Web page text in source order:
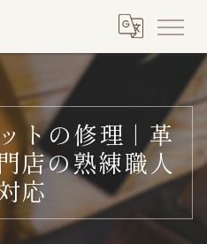
トの修理 | 革
店の熟練職人
応